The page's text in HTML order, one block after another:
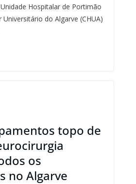
k
e
d
t
s
A
e
g
r
i
l
n
t
y
L
i
r
e
Hospitalar de Portimão
do Algarve (CHUA)
topo de
os
no Algarve